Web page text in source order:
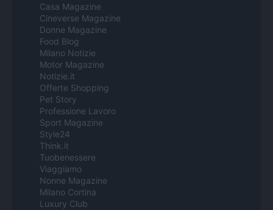
Casa Magazine
Cineverse Magazine
Donne Magazine
Food Blog
Milano Notizie
Motor Magazine
Notizie.it
Offerte Shopping
Pet Story
Professione Lavoro
Sport Magazine
Style24
Think.it
Tuobenessere
Viaggiamo
Nonne Magazine
Milano Cortina
Luxury Club